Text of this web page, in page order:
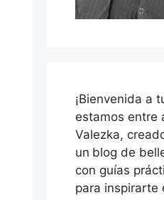
¡Bienvenida a
estamos entre
Valezka,
un blog de
con guías
para inspirarte